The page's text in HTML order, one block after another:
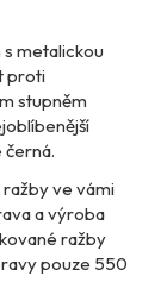
metalickou
proti
stupněm
černá.
ve vámi
a výroba
ražby
pouze 550